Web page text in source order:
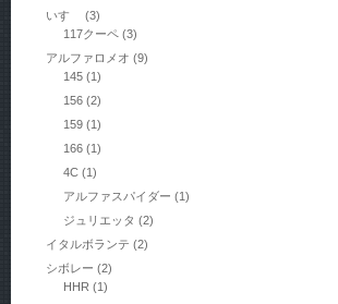
いすゞ
(3)
117クーペ (3)
アルファロメオ (9)
145 (1)
156 (2)
159 (1)
166 (1)
4C (1)
アルファスパイダー (1)
ジュリエッタ (2)
イタルボランテ (2)
シボレー (2)
HHR (1)